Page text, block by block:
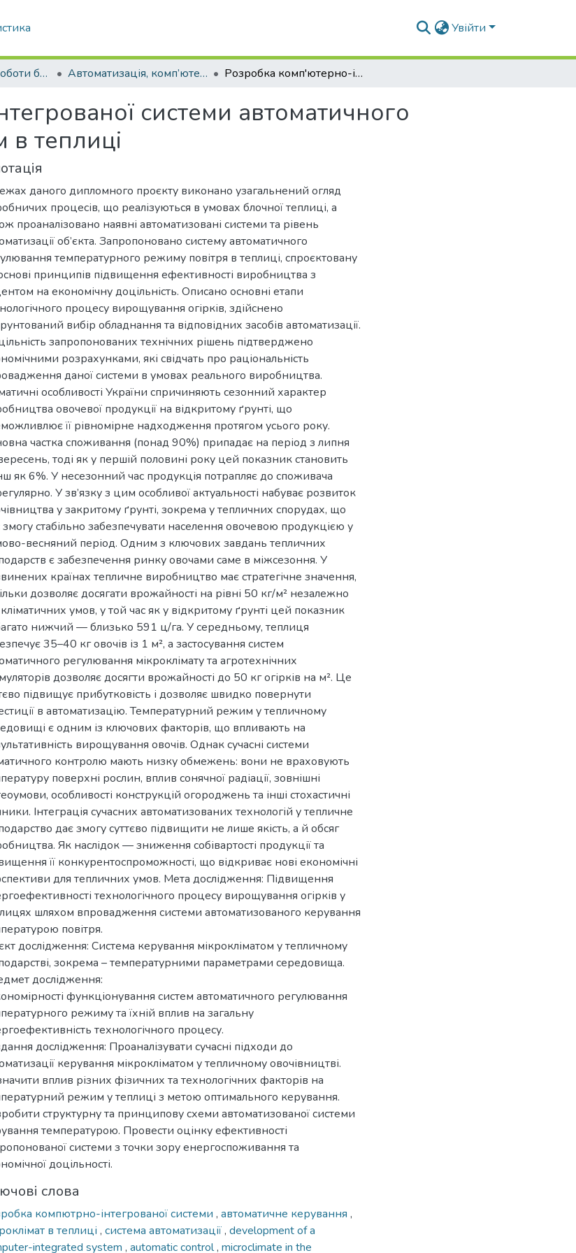
Увійти
Кваліфікаційні роботи бакалаврів Автоматизація, комп’ютерно-інтегровані технології та робототехніка Розробка комп'ютерно-інтегрованої системи автоматичного керування мікрокліматом в теплиці
системи автоматичного
в теплиці
даного дипломного проєкту виконано узагальнений огляд
процесів, що реалізуються в умовах блочної теплиці, а
проаналізовано наявні автоматизовані системи та рівень
об’єкта. Запропоновано систему автоматичного
температурного режиму повітря в теплиці, спроєктовану
принципів підвищення ефективності виробництва з
на економічну доцільність. Описано основні етапи
процесу вирощування огірків, здійснено
вибір обладнання та відповідних засобів автоматизації.
запропонованих технічних рішень підтверджено
розрахунками, які свідчать про раціональність
даної системи в умовах реального виробництва.
особливості України спричиняють сезонний характер
овочевої продукції на відкритому ґрунті, що
її рівномірне надходження протягом усього року.
частка споживання (понад 90%) припадає на період з липня
тоді як у першій половині року цей показник становить
як 6%. У несезонний час продукція потрапляє до споживача
У зв’язку з цим особливої актуальності набуває розвиток
у закритому ґрунті, зокрема у тепличних спорудах, що
змогу стабільно забезпечувати населення овочевою продукцією у
весняний період. Одним з ключових завдань тепличних
є забезпечення ринку овочами саме в міжсезоння. У
країнах тепличне виробництво має стратегічне значення,
дозволяє досягати врожайності на рівні 50 кг/м² незалежно
кліматичних умов, у той час як у відкритому ґрунті цей показник
нижчий — близько 591 ц/га. У середньому, теплиця
35–40 кг овочів із 1 м², а застосування систем
регулювання мікроклімату та агротехнічних
дозволяє досягти врожайності до 50 кг огірків на м². Це
підвищує прибутковість і дозволяє швидко повернути
в автоматизацію. Температурний режим у тепличному
є одним із ключових факторів, що впливають на
вирощування овочів. Однак сучасні системи
контролю мають низку обмежень: вони не враховують
поверхні рослин, вплив сонячної радіації, зовнішні
особливості конструкцій огороджень та інші стохастичні
Інтеграція сучасних автоматизованих технологій у тепличне
дає змогу суттєво підвищити не лише якість, а й обсяг
Як наслідок — зниження собівартості продукції та
її конкурентоспроможності, що відкриває нові економічні
для тепличних умов. Мета дослідження: Підвищення
технологічного процесу вирощування огірків у
шляхом впровадження системи автоматизованого керування
повітря.
дослідження: Система керування мікрокліматом у тепличному
зокрема – температурними параметрами середовища.
дослідження:
функціонування систем автоматичного регулювання
режиму та їхній вплив на загальну
технологічного процесу.
дослідження: Проаналізувати сучасні підходи до
керування мікрокліматом у тепличному овочівництві.
вплив різних фізичних та технологічних факторів на
режим у теплиці з метою оптимального керування.
структурну та принципову схеми автоматизованої системи
температурою. Провести оцінку ефективності
системи з точки зору енергоспоживання та
доцільності.
слова
компютрно-інтегрованої системи , автоматичне керування ,
в теплиці , система автоматизації, development of a
integrated system , automatic control, microclimate in the